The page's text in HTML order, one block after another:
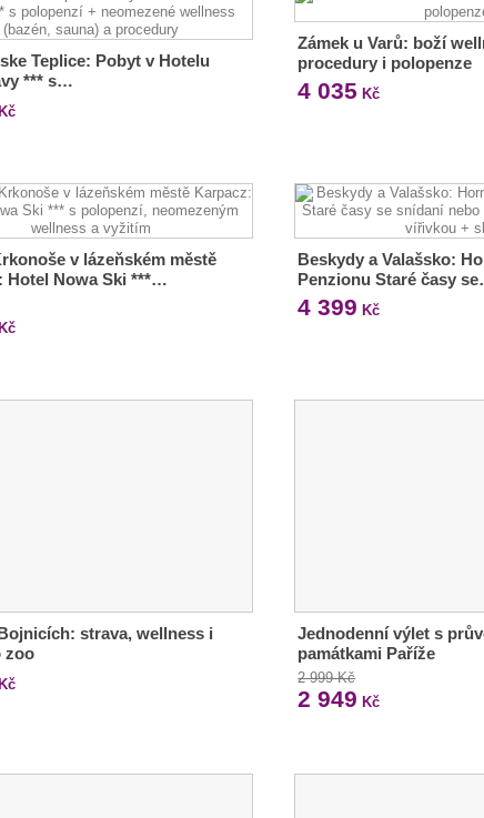
Teplice: Pobyt v Hotelu
*** s…
Kč
Zámek u Varů: boží
procedury i polopenze
4 035 Kč
v lázeňském městě
Hotel Nowa Ski ***…
Kč
Beskydy a Valašsko:
Penzionu Staré časy
4 399 Kč
strava, wellness i
zoo
Kč
Jednodenní výlet s
památkami Paříže
2 999 Kč
2 949 Kč